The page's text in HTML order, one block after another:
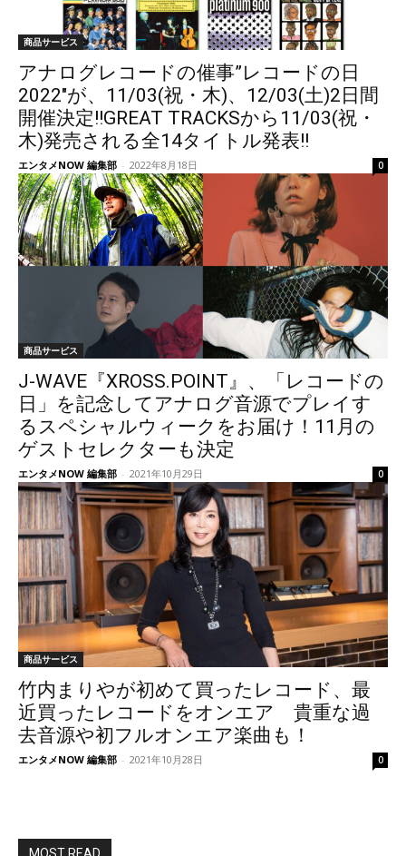
商品サービス
アナログレコードの催事”レコードの日
2022″が、11/03(祝・木)、12/03(土)2日間
開催決定!!GREAT TRACKSから11/03(祝・
木)発売される全14タイトル発表!!
エンタメNOW 編集部 - 2022年8月18日 0
商品サービス
J-WAVE『XROSS.POINT』、「レコードの
日」を記念してアナログ音源でプレイす
るスペシャルウィークをお届け！11月の
ゲストセレクターも決定
エンタメNOW 編集部 - 2021年10月29日 0
商品サービス
竹内まりやが初めて買ったレコード、最
近買ったレコードをオンエア 貴重な過
去音源や初フルオンエア楽曲も！
エンタメNOW 編集部 - 2021年10月28日 0